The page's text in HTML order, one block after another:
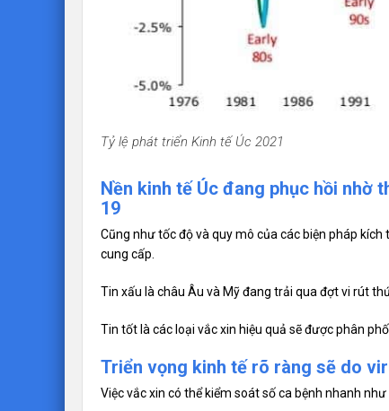
Tỷ lệ phát triển Kinh tế Úc 2021
Nền kinh tế Úc đang phục hồi nhờ
19
Cũng như tốc độ và quy mô của các biện pháp
cung cấp.
Tin xấu là châu Âu và Mỹ đang trải qua đợt vi rút
Tin tốt là các loại vắc xin hiệu quả sẽ được phân
Triển vọng kinh tế rõ ràng sẽ do
Việc vắc xin có thể kiểm soát số ca bệnh nhanh